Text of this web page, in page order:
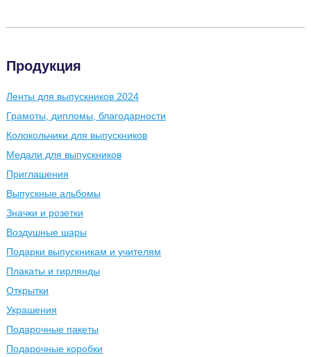
Продукция
Ленты для выпускников 2024
Грамоты, дипломы, благодарности
Колокольчики для выпускников
Медали для выпускников
Приглашения
Выпускные альбомы
Значки и розетки
Воздушные шары
Подарки выпускникам и учителям
Плакаты и гирлянды
Открытки
Украшения
Подарочные пакеты
Подарочные коробки